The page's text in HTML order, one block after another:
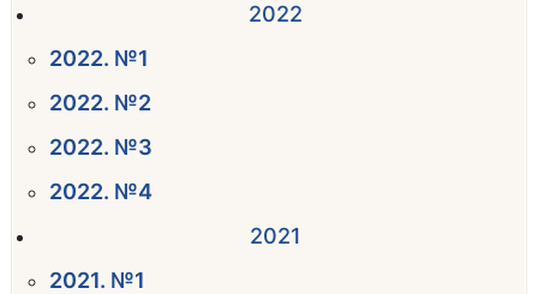
2022
2022. №1
2022. №2
2022. №3
2022. №4
2021
2021. №1